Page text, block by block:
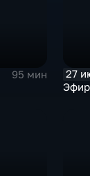
95 мин
27